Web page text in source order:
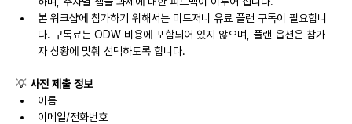
본 워크샵에 참가하기 위해서는 미드저니 유료 플랜 구독이 필요합니
다. 구독료는 ODW 비용에 포함되어 있지 않으며, 플랜 옵션은 참가
자 상황에 맞춰 선택하도록 합니다.
💡 사전 제출 정보
이름
이메일/전화번호